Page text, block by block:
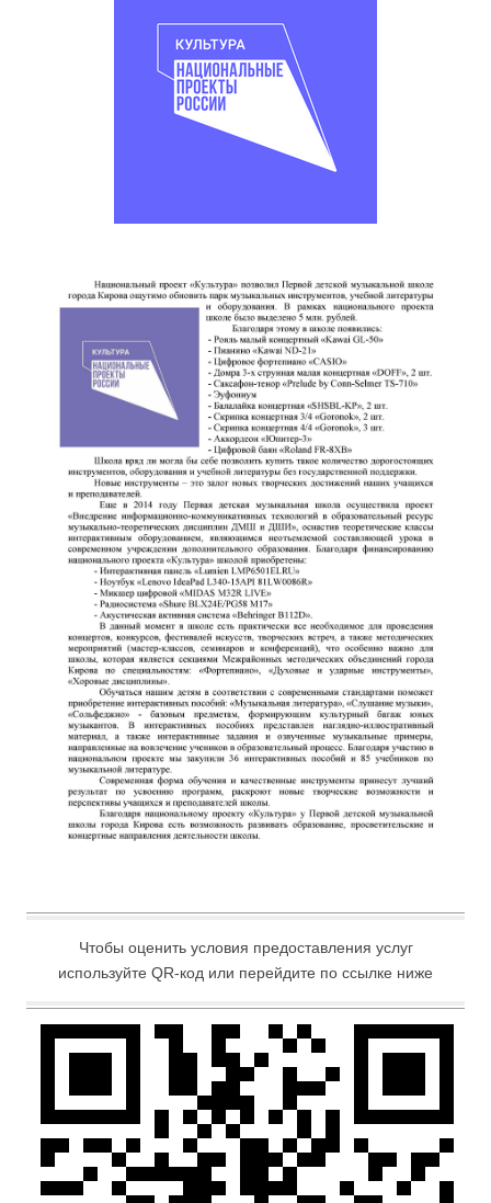
Чтобы оценить условия предоставления услуг
используйте QR-код или перейдите по ссылке ниже